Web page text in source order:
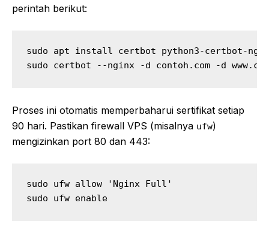
perintah berikut:
sudo apt install certbot
sudo certbot --nginx -d contoh.com -d
Proses ini otomatis memperbaharui sertifikat setiap
90 hari. Pastikan firewall VPS (misalnya ufw)
mengizinkan port 80 dan 443:
sudo ufw allow 'Nginx Full'
sudo ufw enable